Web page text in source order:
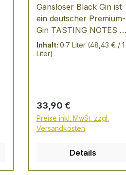
Gansloser Black Gin ist
ein deutscher Premium-
Gin TASTING NOTES 74
Botanicals aus 19
verschiedenen Ländern
Zimt, Nelke und Kamille
treten vordergründig an
dem Gaumen, gefolgt
von einem Anflug von
deutliche Süße von
reifen, saftigen Orangen
Inhalt: 0.7 Liter (48,43 € / 1
Liter)
Regulärer Preis:
33,90 €
Preise inkl. MwSt. zzgl.
Versandkosten
Details